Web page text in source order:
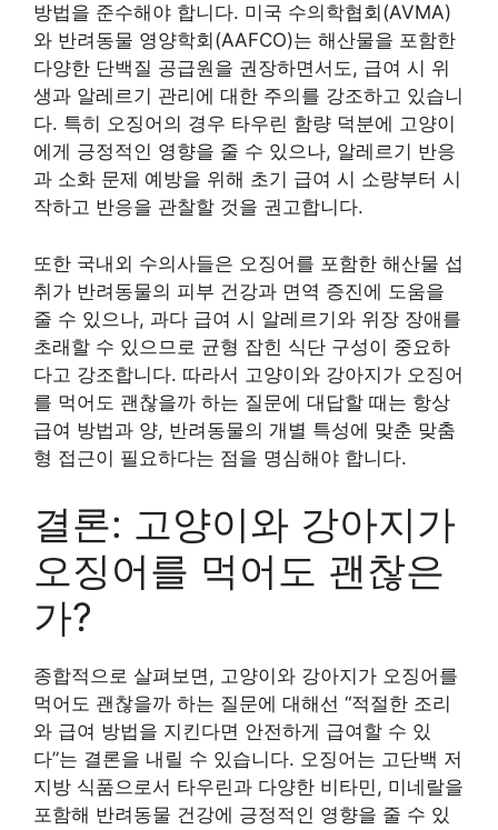
방법을 준수해야 합니다. 미국 수의학협회(AVMA)
와 반려동물 영양학회(AAFCO)는 해산물을 포함한
다양한 단백질 공급원을 권장하면서도, 급여 시 위
생과 알레르기 관리에 대한 주의를 강조하고 있습니
다. 특히 오징어의 경우 타우린 함량 덕분에 고양이
에게 긍정적인 영향을 줄 수 있으나, 알레르기 반응
과 소화 문제 예방을 위해 초기 급여 시 소량부터 시
작하고 반응을 관찰할 것을 권고합니다.
또한 국내외 수의사들은 오징어를 포함한 해산물 섭
취가 반려동물의 피부 건강과 면역 증진에 도움을
줄 수 있으나, 과다 급여 시 알레르기와 위장 장애를
초래할 수 있으므로 균형 잡힌 식단 구성이 중요하
다고 강조합니다. 따라서 고양이와 강아지가 오징어
를 먹어도 괜찮을까 하는 질문에 대답할 때는 항상
급여 방법과 양, 반려동물의 개별 특성에 맞춘 맞춤
형 접근이 필요하다는 점을 명심해야 합니다.
결론: 고양이와 강아지가
오징어를 먹어도 괜찮은
가?
종합적으로 살펴보면, 고양이와 강아지가 오징어를
먹어도 괜찮을까 하는 질문에 대해선 “적절한 조리
와 급여 방법을 지킨다면 안전하게 급여할 수 있
다”는 결론을 내릴 수 있습니다. 오징어는 고단백 저
지방 식품으로서 타우린과 다양한 비타민, 미네랄을
포함해 반려동물 건강에 긍정적인 영향을 줄 수 있